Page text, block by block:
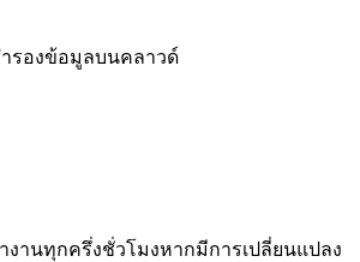
รองข้อมูลบนคลาวด์
านทุกครึ่งชั่วโมงหากมีการเปลี่ยนแปลง